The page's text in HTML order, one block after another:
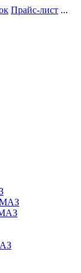
Прайс-лист ...
МАЗ
МАЗ